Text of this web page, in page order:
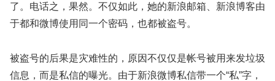
了。电话之，果然。不仅如此，她的新浪邮箱、新浪博客由
于都和微博使用同一个密码，也都被盗号。
被盗号的后果是灾难性的，原因不仅仅是帐号被用来发垃圾
信息，而是私信的曝光。由于新浪微博私信带一个“私”字，